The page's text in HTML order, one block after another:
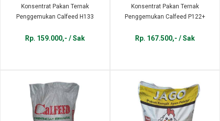
Konsentrat Pakan Ternak
Penggemukan Calfeed H133
Rp. 159.000,- / Sak
Konsentrat Pakan Ternak
Penggemukan Calfeed P122+
Rp. 167.500,- / Sak